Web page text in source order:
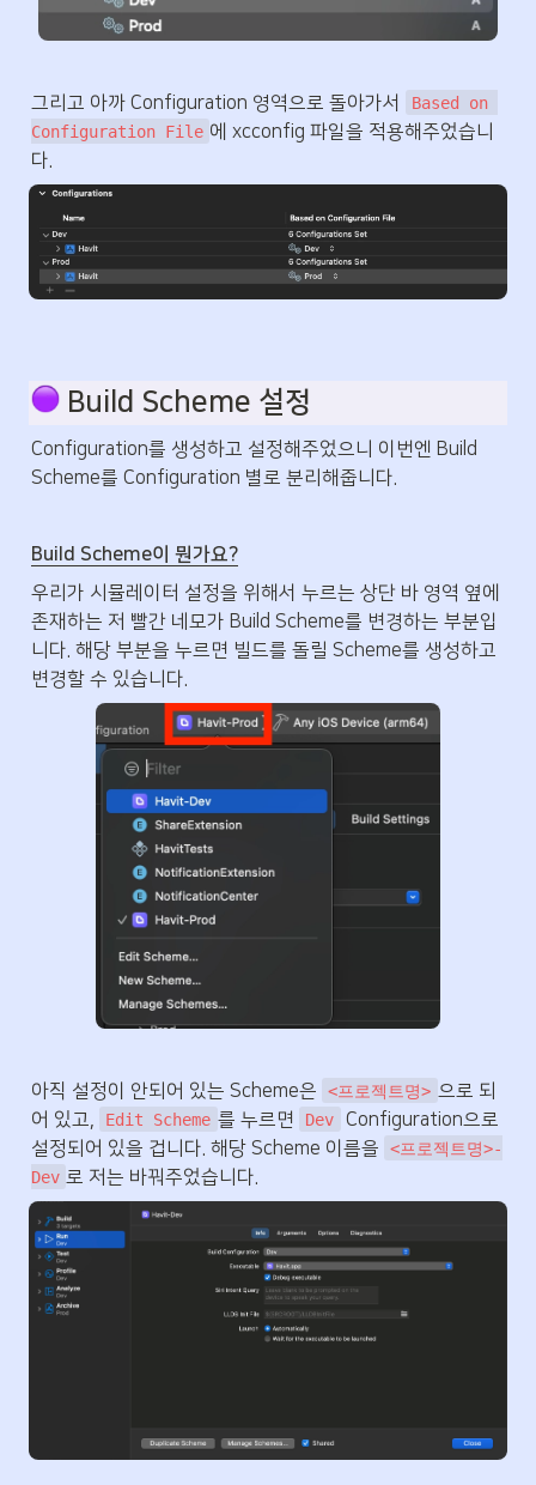
그리고 아까 Configuration 영역으로 돌아가서
Based on
Configuration File 에 xcconfig 파일을 적용해주었습니
다.
Build Scheme 설정
Configuration를 생성하고 설정해주었으니 이번엔 Build
Scheme를 Configuration 별로 분리해줍니다.
Build Scheme이 뭔가요?
우리가 시뮬레이터 설정을 위해서 누르는 상단 바 영역 옆에
존재하는 저 빨간 네모가 Build Scheme를 변경하는 부분입
니다. 해당 부분을 누르면 빌드를 돌릴 Scheme를 생성하고
변경할 수 있습니다.
아직 설정이 안되어 있는 Scheme은 <프로젝트명> 으로 되
어 있고,
Edit Scheme 를 누르면 Dev
Configuration으로
설정되어 있을 겁니다. 해당 Scheme 이름을
<프로젝트명>-
Dev 로 저는 바꿔주었습니다.